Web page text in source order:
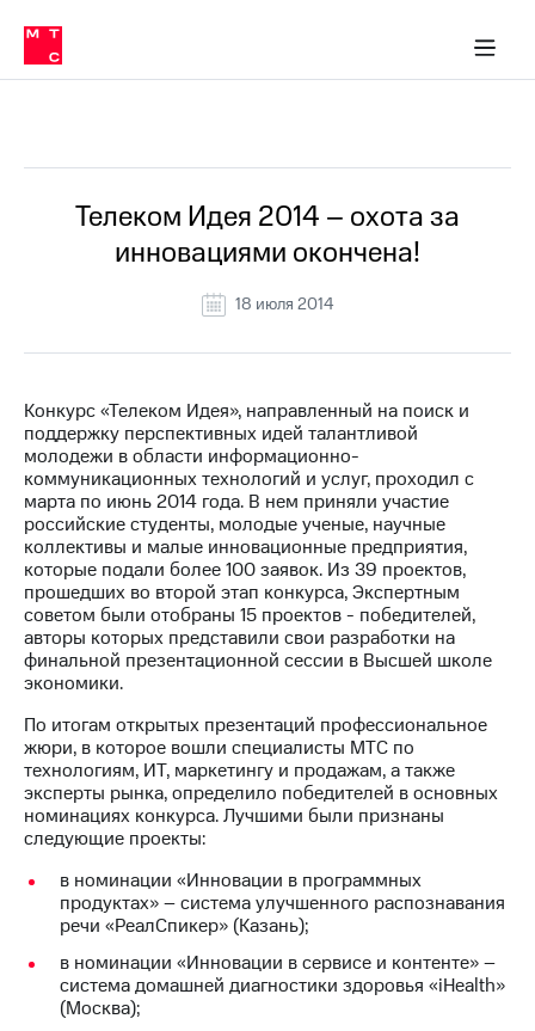
Медиа-центр
и акционерам
Устойчивое развитие
Комплаенс и деловая этика
компании
Карьера
История
компании
информация
Медиа-центр
Пресс-
релизы
МТС
о технологиях
Достижения
Интервью
Финансовая
отчетность
Контакты
Новости
в
регионе
и акционерам
Корпоративное
управление
Корпоративный
секретарь
Раскрытие
в МТС
Пресс-
релизы
о технологиях
Телеком Идея 2014 – охота за
инновациями окончена!
18 июля 2014
Конкурс «Телеком Идея», направленный на поиск и
поддержку перспективных идей талантливой
молодежи в области информационно-
коммуникационных технологий и услуг, проходил с
марта по июнь 2014 года. В нем приняли участие
российские студенты, молодые ученые, научные
коллективы и малые инновационные предприятия,
которые подали более 100 заявок. Из 39 проектов,
прошедших во второй этап конкурса, Экспертным
советом были отобраны 15 проектов - победителей,
авторы которых представили свои разработки на
финальной презентационной сессии в Высшей школе
экономики.
По итогам открытых презентаций профессиональное
жюри, в которое вошли специалисты МТС по
технологиям, ИТ, маркетингу и продажам, а также
эксперты рынка, определило победителей в основных
номинациях конкурса. Лучшими были признаны
следующие проекты:
в номинации «Инновации в программных
продуктах» – система улучшенного распознавания
речи «РеалСпикер» (Казань);
в номинации «Инновации в сервисе и контенте» –
система домашней диагностики здоровья «iHealth»
(Москва);